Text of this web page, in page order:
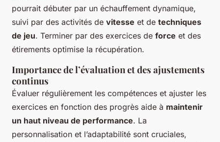
pourrait débuter par un échauffement dynamique,
suivi par des activités de vitesse et de techniques
de jeu. Terminer par des exercices de force et des
étirements optimise la récupération.
Importance de l’évaluation et des ajustements
continus
Évaluer régulièrement les compétences et ajuster les
exercices en fonction des progrès aide à maintenir
un haut niveau de performance. La
personnalisation et l’adaptabilité sont cruciales,